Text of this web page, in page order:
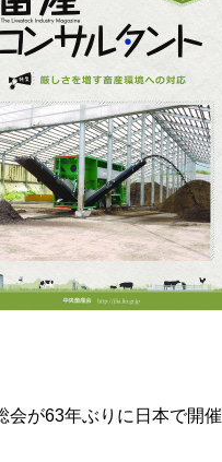
会が63年ぶりに日本で開催